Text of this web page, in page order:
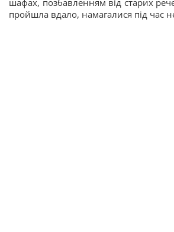
шафах, позбавленням від старих
пройшла вдало, намагалися під час